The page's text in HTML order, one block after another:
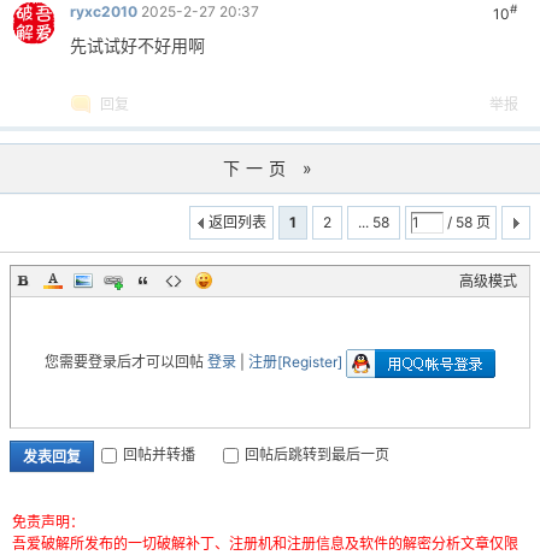
10#
ryxc2010 2025-2-27 20:37
先试试好不好用啊
回复 举报
下一页 »
1 2 ... 58 / 58 页
返回列表
高级模式
您需要登录后才可以回帖 登录 注册[Register]
发表回复 回帖并转播 回帖后跳转到最后一页
免责声明：
吾爱破解所发布的一切破解补丁、注册机和注册信息及软件的解密分析文章仅限